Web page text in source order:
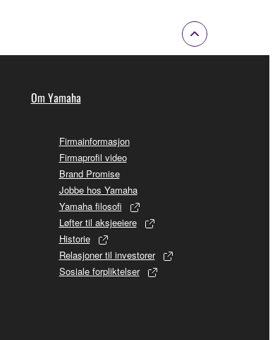
Om Yamaha
Firmainformasjon
Firmaprofil video
Brand Promise
Jobbe hos Yamaha
Yamaha filosofi
Løfter til aksjeeiere
Historie
Relasjoner til investorer
Sosiale forpliktelser